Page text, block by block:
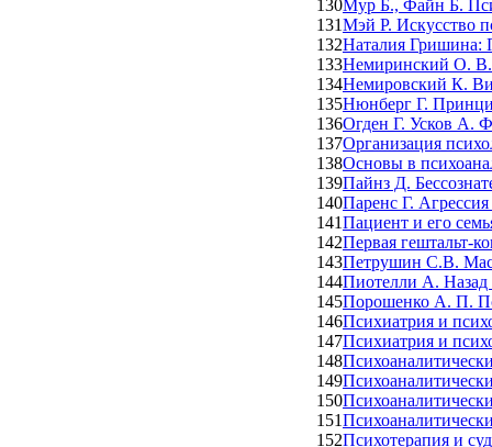
130Мур Б., Файн Б.
131Мэй Р. Искусство
132Наталия Гришина:
133Немиринский О. В.
134Немировский К.
135Нюнберг Г.
136Огден Г. Усков А.
137Организация
138Основы в
139Пайнз Д.
140Паренс Г.
141Пациент и его
142Первая гештальт-
143Петрушин С.В.
144Пиотелли А. Назад
145Порошенко А. П.
146Психиатрия и
147Психиатрия и
148
149
150
151
152Психотерапия и